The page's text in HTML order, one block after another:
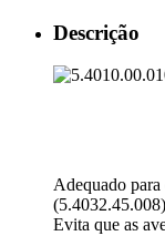
Descrição
Adequado
Evita que as